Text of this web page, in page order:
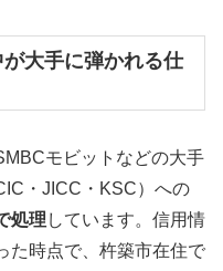
大手に弾かれる仕
モビットなどの大手
・JICC・KSC）への
処理 しています。信用情
た時点で、杵築市在住で